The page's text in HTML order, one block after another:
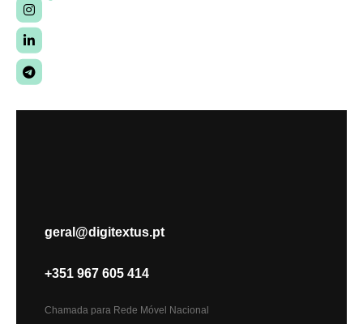
geral@digitextus.pt
+351 967 605 414
Chamada para Rede Móvel Nacional